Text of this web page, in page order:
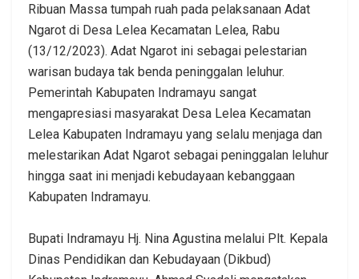
Ribuan Massa tumpah ruah pada pelaksanaan Adat
Ngarot di Desa Lelea Kecamatan Lelea, Rabu
(13/12/2023). Adat Ngarot ini sebagai pelestarian
warisan budaya tak benda peninggalan leluhur.
Pemerintah Kabupaten Indramayu sangat
mengapresiasi masyarakat Desa Lelea Kecamatan
Lelea Kabupaten Indramayu yang selalu menjaga dan
melestarikan Adat Ngarot sebagai peninggalan leluhur
hingga saat ini menjadi kebudayaan kebanggaan
Kabupaten Indramayu.
Bupati Indramayu Hj. Nina Agustina melalui Plt. Kepala
Dinas Pendidikan dan Kebudayaan (Dikbud)